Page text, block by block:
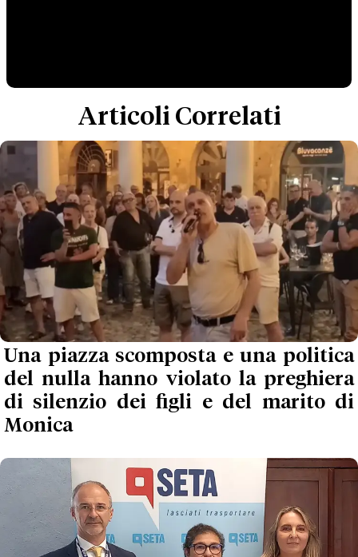
Articoli Correlati
Una piazza scomposta e una politica
del nulla hanno violato la preghiera
di silenzio dei figli e del marito di
Monica